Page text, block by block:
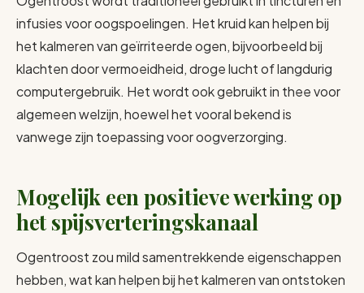
infusies voor oogspoelingen. Het kruid kan helpen bij
het kalmeren van geïrriteerde ogen, bijvoorbeeld bij
klachten door vermoeidheid, droge lucht of langdurig
computergebruik. Het wordt ook gebruikt in thee voor
algemeen welzijn, hoewel het vooral bekend is
vanwege zijn toepassing voor oogverzorging.
Mogelijk een positieve werking op
het spijsverteringskanaal
Ogentroost zou mild samentrekkende eigenschappen
hebben, wat kan helpen bij het kalmeren van ontstoken